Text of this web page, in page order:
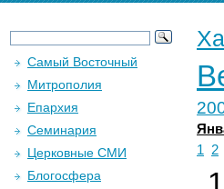
1
2
Самый Восточный
Митрополия
Епархия
Семинария
Церковные СМИ
Блогосфера